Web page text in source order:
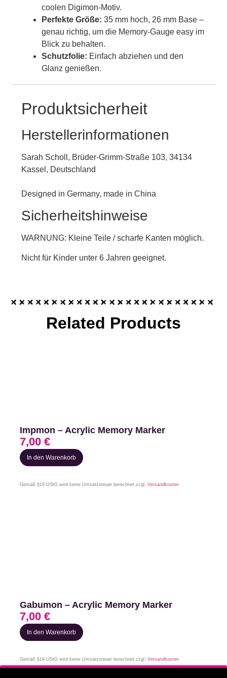
coolen Digimon-Motiv.
Perfekte Größe: 35 mm hoch, 26 mm Base –
genau richtig, um die Memory-Gauge easy im
Blick zu behalten.
Schutzfolie: Einfach abziehen und den
Glanz genießen.
Produktsicherheit
Herstellerinformationen
Sarah Scholl, Brüder-Grimm-Straße 103, 34134
Kassel, Deutschland
Designed in Germany, made in China
Sicherheitshinweise
WARNUNG: Kleine Teile / scharfe Kanten möglich.
Nicht für Kinder unter 6 Jahren geeignet.
Related Products
Impmon – Acrylic Memory Marker
In den Warenkorb
7,00 €
Gemäß §19 UStG wird keine Umsatzsteuer berechnet. zzgl. Versandkosten
Gabumon – Acrylic Memory Marker
In den Warenkorb
7,00 €
Gemäß §19 UStG wird keine Umsatzsteuer berechnet. zzgl. Versandkosten